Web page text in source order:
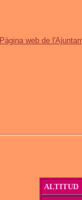
Pàgina web de
ALTITUD